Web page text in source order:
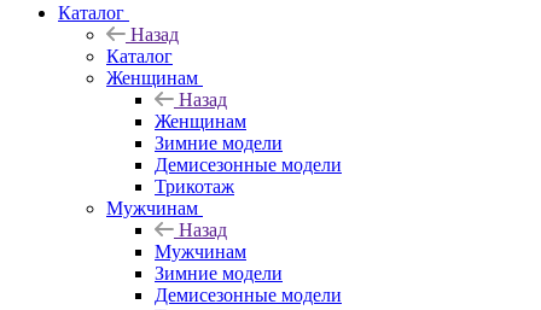
Каталог
Назад
Каталог
Женщинам
Назад
Женщинам
Зимние модели
Демисезонные модели
Трикотаж
Мужчинам
Назад
Мужчинам
Зимние модели
Демисезонные модели